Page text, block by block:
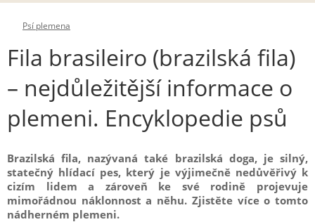
Psí plemena
Fila brasileiro (brazilská fila)
– nejdůležitější informace o
plemeni. Encyklopedie psů
Brazilská fila, nazývaná také brazilská doga, je silný,
statečný hlídací pes, který je výjimečně nedůvěřivý k
cizím lidem a zároveň ke své rodině projevuje
mimořádnou náklonnost a něhu. Zjistěte více o tomto
nádherném plemeni.